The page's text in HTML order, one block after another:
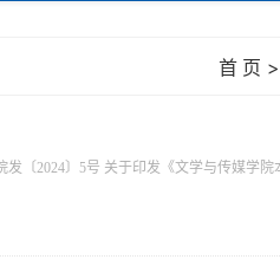
首 页 >
〔2024〕5号 关于印发《文学与传媒学